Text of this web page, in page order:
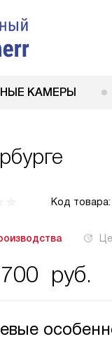
КАМЕРЫ
Код товара:
руб.